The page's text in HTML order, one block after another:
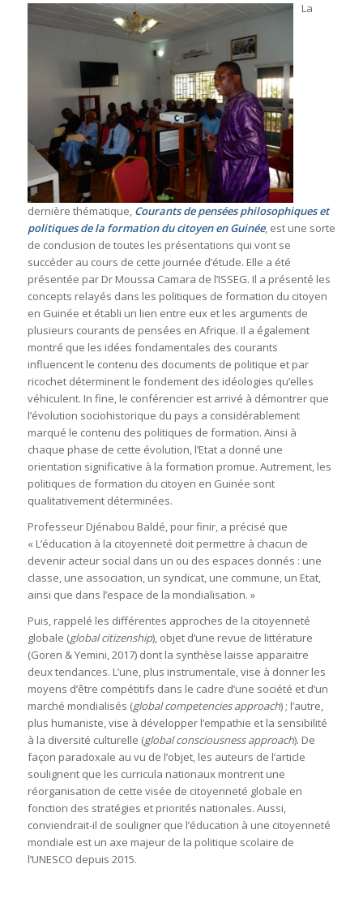
La
dernière thématique, Courants de pensées philosophiques et
politiques de la formation du citoyen en Guinée, est une sorte
de conclusion de toutes les présentations qui vont se
succéder au cours de cette journée d’étude. Elle a été
présentée par Dr Moussa Camara de l’ISSEG. Il a présenté les
concepts relayés dans les politiques de formation du citoyen
en Guinée et établi un lien entre eux et les arguments de
plusieurs courants de pensées en Afrique. Il a également
montré que les idées fondamentales des courants
influencent le contenu des documents de politique et par
ricochet déterminent le fondement des idéologies qu’elles
véhiculent. In fine, le conférencier est arrivé à démontrer que
l’évolution sociohistorique du pays a considérablement
marqué le contenu des politiques de formation. Ainsi à
chaque phase de cette évolution, l’Etat a donné une
orientation significative à la formation promue. Autrement, les
politiques de formation du citoyen en Guinée sont
qualitativement déterminées.
Professeur Djénabou Baldé, pour finir, a précisé que
« L’éducation à la citoyenneté doit permettre à chacun de
devenir acteur social dans un ou des espaces donnés : une
classe, une association, un syndicat, une commune, un Etat,
ainsi que dans l’espace de la mondialisation. »
Puis, rappelé les différentes approches de la citoyenneté
globale (global citizenship), objet d’une revue de littérature
(Goren & Yemini, 2017) dont la synthèse laisse apparaitre
deux tendances. L’une, plus instrumentale, vise à donner les
moyens d’être compétitifs dans le cadre d’une société et d’un
marché mondialisés (global competencies approach) ; l’autre,
plus humaniste, vise à développer l’empathie et la sensibilité
à la diversité culturelle (global consciousness approach). De
façon paradoxale au vu de l’objet, les auteurs de l’article
soulignent que les curricula nationaux montrent une
réorganisation de cette visée de citoyenneté globale en
fonction des stratégies et priorités nationales. Aussi,
conviendrait-il de souligner que l’éducation à une citoyenneté
mondiale est un axe majeur de la politique scolaire de
l’UNESCO depuis 2015.